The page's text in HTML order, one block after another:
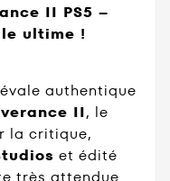
II PS5 –
ultime !
authentique
II, le
la critique,
et édité